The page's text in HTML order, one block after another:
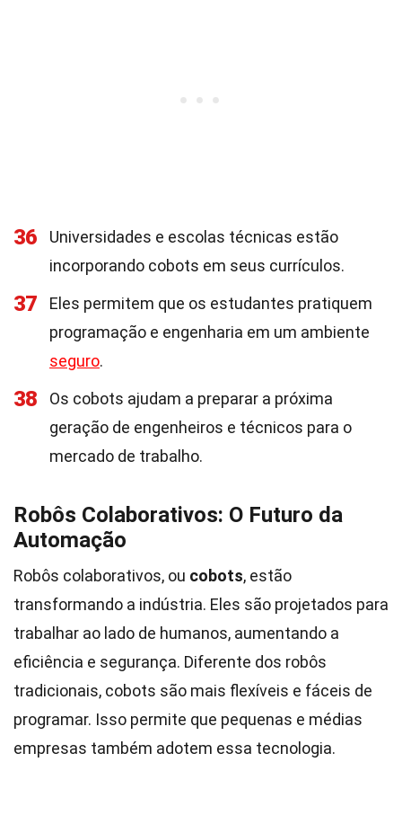
36
Universidades e escolas técnicas estão
incorporando cobots em seus currículos.
37
Eles permitem que os estudantes pratiquem
programação e engenharia em um ambiente
seguro.
38
Os cobots ajudam a preparar a próxima
geração de engenheiros e técnicos para o
mercado de trabalho.
Robôs Colaborativos: O Futuro da
Automação
Robôs colaborativos, ou cobots, estão
transformando a indústria. Eles são projetados para
trabalhar ao lado de humanos, aumentando a
eficiência e segurança. Diferente dos robôs
tradicionais, cobots são mais flexíveis e fáceis de
programar. Isso permite que pequenas e médias
empresas também adotem essa tecnologia.